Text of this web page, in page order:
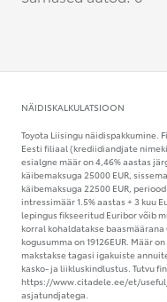
NÄIDISKALKULATSIOON
Toyota Liisingu näidispakkumine.
Eesti filiaal (krediidiandjate
esialgne määr on 4,46% aastas
käibemaksuga 25000 EUR,
käibemaksuga 22500 EUR,
intressimäär 1.5% aastas + 3 kuu
lepingus fikseeritud Euribor võib
korral kohaldatakse
kogusumma on 19126EUR. Määr
makstakse tagasi igakuiste
kasko- ja liikluskindlustus. Tutvu
https://www.citadele.ee/et/
asjatundjatega.